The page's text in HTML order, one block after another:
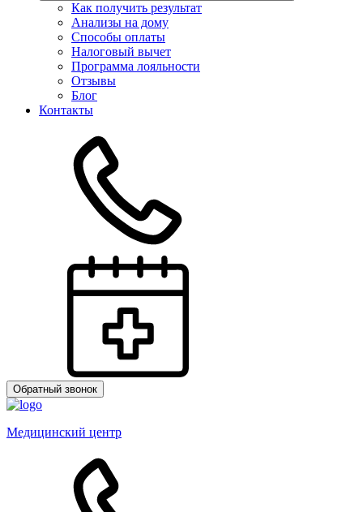
Как получить результат
Анализы на дому
Способы оплаты
Налоговый вычет
Программа лояльности
Отзывы
Блог
Контакты
Обратный звонок
Медицинский центр